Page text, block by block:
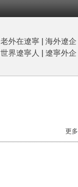
老外在遼寧
海外遼企
世界遼寧人 遼寧外企
更多